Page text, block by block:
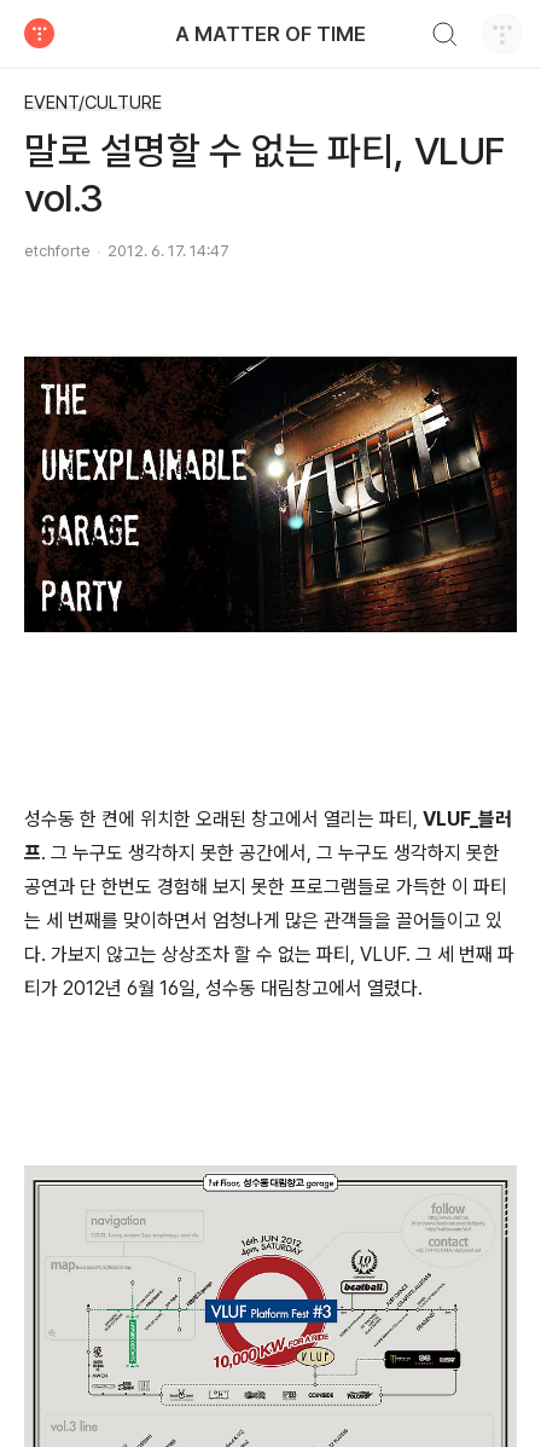
A MATTER OF TIME
EVENT/CULTURE
말로 설명할 수 없는 파티, VLUF
vol.3
etchforte 2012. 6. 17. 14:47
성수동 한 켠에 위치한 오래된 창고에서 열리는 파티, VLUF_블러
프. 그 누구도 생각하지 못한 공간에서, 그 누구도 생각하지 못한
공연과 단 한번도 경험해 보지 못한 프로그램들로 가득한 이 파티
는 세 번째를 맞이하면서 엄청나게 많은 관객들을 끌어들이고 있
다. 가보지 않고는 상상조차 할 수 없는 파티, VLUF. 그 세 번째 파
티가 2012년 6월 16일, 성수동 대림창고에서 열렸다.